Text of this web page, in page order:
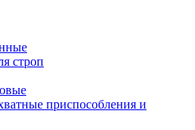
строп
приспособления и